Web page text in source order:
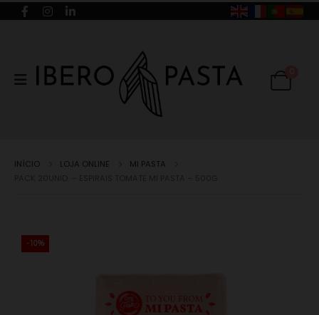
INÍCIO LOJA ONLINE
MI PASTA
-10%